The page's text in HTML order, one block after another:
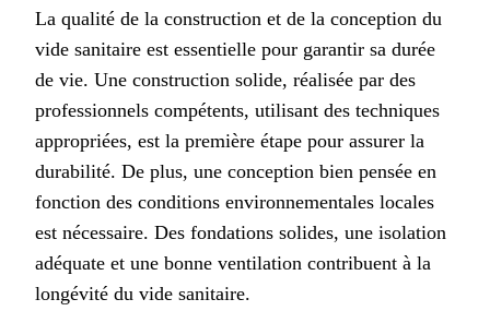
La qualité de la construction et de la conception du
vide sanitaire est essentielle pour garantir sa durée
de vie. Une construction solide, réalisée par des
professionnels compétents, utilisant des techniques
appropriées, est la première étape pour assurer la
durabilité. De plus, une conception bien pensée en
fonction des conditions environnementales locales
est nécessaire. Des fondations solides, une isolation
adéquate et une bonne ventilation contribuent à la
longévité du vide sanitaire.